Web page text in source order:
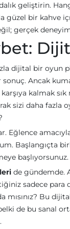
geliştirin.
güzel bir kahve
gerçek
dijital bir
sonuç. Ancak
karşıya kalmak
sizi daha fazla
Eğlence
Başlangıçta
de gündemde.
sadece
mısınız? Bu
de bu sanal